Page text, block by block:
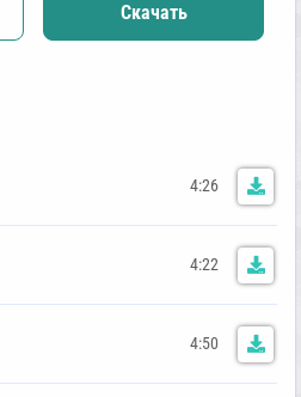
Скачать
4:26
4:22
4:50